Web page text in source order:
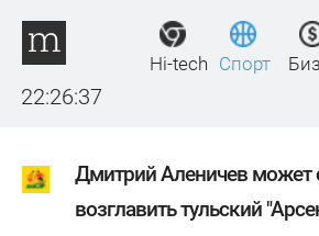
22:26:38
Hi-tech Спорт Бизнес
Дмитрий Аленичев может
возглавить тульский